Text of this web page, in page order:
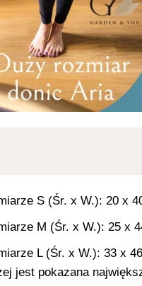
S (Śr. x W.): 20 x
M (Śr. x W.): 25 x
L (Śr. x W.): 33 x
jest pokazana